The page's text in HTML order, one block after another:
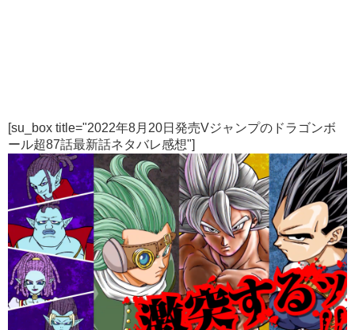
[su_box title="2022年8月20日発売Vジャンプのドラゴンボ
ール超87話最新話ネタバレ感想"]